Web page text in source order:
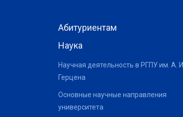
Абитуриентам
Наука
Научная деятельность в РГПУ им. А. И.
Герцена
Основные научные направления
университета